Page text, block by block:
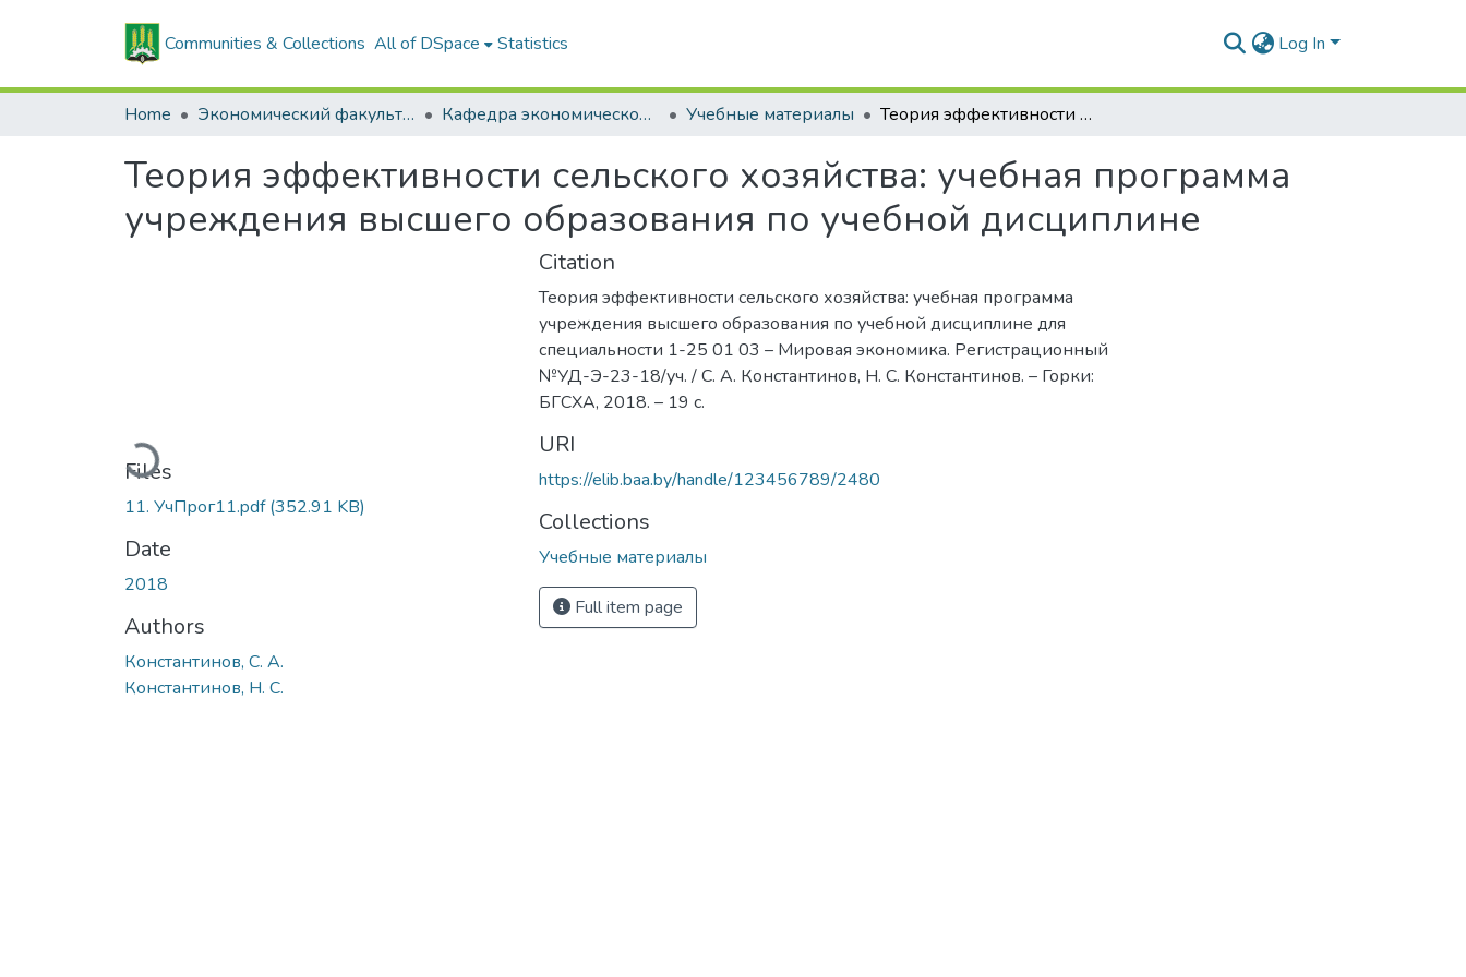
Communities & Collections All of DSpace Statistics Log In
Home Экономический факультет Кафедра экономической теории Учебные материалы Теория эффективности сельского хозяйства: учебная программа учреждения высшего образования по учебной дисциплине
Теория эффективности сельского хозяйства: учебная программа
учреждения высшего образования по учебной дисциплине
Loading...
Files
11. УчПрог11.pdf(352.91 KB)
Date
2018
Authors
Константинов, С. А.
Константинов, Н. С.
Citation
Теория эффективности сельского хозяйства: учебная программа
учреждения высшего образования по учебной дисциплине для
специальности 1-25 01 03 – Мировая экономика. Регистрационный
№УД-Э-23-18/уч. / С. А. Константинов, Н. С. Константинов. – Горки:
БГСХА, 2018. – 19 с.
URI
https://elib.baa.by/handle/123456789/2480
Collections
Учебные материалы
Full item page